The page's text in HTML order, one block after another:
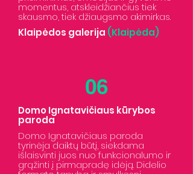
momentus, atskleidžiančius tiek
skausmo, tiek džiaugsmo akimirkas.
Klaipėdos galerija (Klaipėda)
06
Domo Ignatavičiaus kūrybos
paroda
Domo Ignatavičiaus paroda
tyrinėja daiktų būtį, siekdama
išlaisvinti juos nuo funkcionalumo ir
grąžinti į pirmapradę idėją. Didelio